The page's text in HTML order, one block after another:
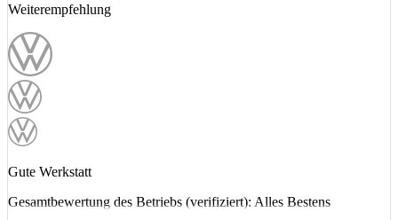
Weiterempfehlung
Gute Werkstatt
Gesamtbewertung des Betriebs (verifiziert): Alles Bestens